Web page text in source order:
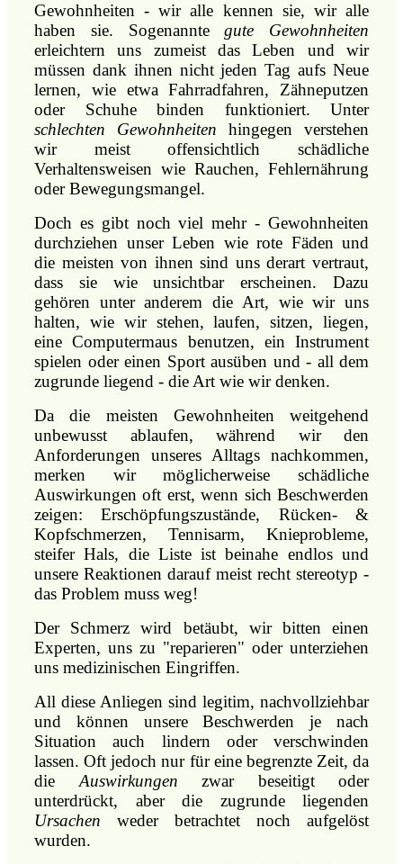
Gewohnheiten - wir alle kennen sie, wir alle
haben sie. Sogenanntegute Gewohnheiten
erleichtern uns zumeist das Leben und wir
müssen dank ihnen nicht jeden Tag aufs Neue
lernen, wie etwa Fahrradfahren, Zähneputzen
oder Schuhe binden funktioniert. Unter
schlechten Gewohnheiten hingegen verstehen
wir meist offensichtlich schädliche
Verhaltensweisen wie Rauchen, Fehlernährung
oder Bewegungsmangel.
Doch es gibt noch viel mehr - Gewohnheiten
durchziehen unser Leben wie rote Fäden und
die meisten von ihnen sind uns derart vertraut,
dass sie wie unsichtbar erscheinen. Dazu
gehören unter anderem die Art, wie wir uns
halten, wie wir stehen, laufen, sitzen, liegen,
eine Computermaus benutzen, ein Instrument
spielen oder einen Sport ausüben und - all dem
zugrunde liegend - die Art wie wir denken.
Da die meisten Gewohnheiten weitgehend
unbewusst ablaufen, während wir den
Anforderungen unseres Alltags nachkommen,
merken wir möglicherweise schädliche
Auswirkungen oft erst, wenn sich Beschwerden
zeigen: Erschöpfungszustände, Rücken- &
Kopfschmerzen, Tennisarm, Knieprobleme,
steifer Hals, die Liste ist beinahe endlos und
unsere Reaktionen darauf meist recht stereotyp -
das Problem muss weg!
Der Schmerz wird betäubt, wir bitten einen
Experten, uns zu "reparieren" oder unterziehen
uns medizinischen Eingriffen.
All diese Anliegen sind legitim, nachvollziehbar
und können unsere Beschwerden je nach
Situation auch lindern oder verschwinden
lassen. Oft jedoch nur für eine begrenzte Zeit, da
die Auswirkungen zwar beseitigt oder
unterdrückt, aber die zugrunde liegenden
Ursachen weder betrachtet noch aufgelöst
wurden.